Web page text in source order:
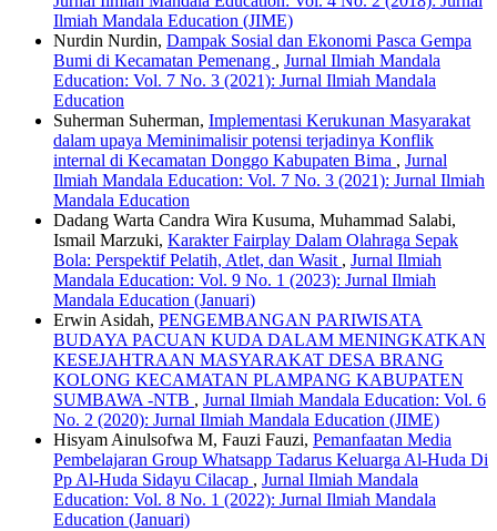
Ilmiah Mandala Education (JIME)
Nurdin Nurdin, Dampak Sosial dan Ekonomi Pasca Gempa
Bumi di Kecamatan Pemenang , Jurnal Ilmiah Mandala
Education: Vol. 7 No. 3 (2021): Jurnal Ilmiah Mandala
Education
Suherman Suherman, Implementasi Kerukunan Masyarakat
dalam upaya Meminimalisir potensi terjadinya Konflik
internal di Kecamatan Donggo Kabupaten Bima , Jurnal
Ilmiah Mandala Education: Vol. 7 No. 3 (2021): Jurnal Ilmiah
Mandala Education
Dadang Warta Candra Wira Kusuma, Muhammad Salabi,
Ismail Marzuki, Karakter Fairplay Dalam Olahraga Sepak
Bola: Perspektif Pelatih, Atlet, dan Wasit , Jurnal Ilmiah
Mandala Education: Vol. 9 No. 1 (2023): Jurnal Ilmiah
Mandala Education (Januari)
Erwin Asidah, PENGEMBANGAN PARIWISATA
BUDAYA PACUAN KUDA DALAM MENINGKATKAN
KESEJAHTRAAN MASYARAKAT DESA BRANG
KOLONG KECAMATAN PLAMPANG KABUPATEN
SUMBAWA -NTB , Jurnal Ilmiah Mandala Education: Vol. 6
No. 2 (2020): Jurnal Ilmiah Mandala Education (JIME)
Hisyam Ainulsofwa M, Fauzi Fauzi, Pemanfaatan Media
Pembelajaran Group Whatsapp Tadarus Keluarga Al-Huda Di
Pp Al-Huda Sidayu Cilacap , Jurnal Ilmiah Mandala
Education: Vol. 8 No. 1 (2022): Jurnal Ilmiah Mandala
Education (Januari)